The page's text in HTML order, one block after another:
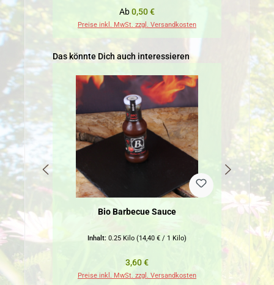
Regulärer Preis:
Ab0,50 €
Preise inkl. MwSt. zzgl. Versandkosten
Produktgalerie überspringen
Das könnte Dich auch interessieren
Bio Barbecue Sauce
Inhalt: 0.25 Kilo (14,40 € / 1 Kilo)
Regulärer Preis:
3,60 €
Preise inkl. MwSt. zzgl. Versandkosten
Bio